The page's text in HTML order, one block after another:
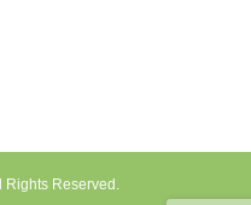
Rights Reserved.